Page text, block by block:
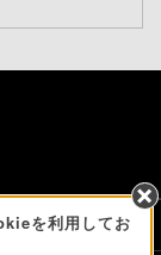
を利用してお